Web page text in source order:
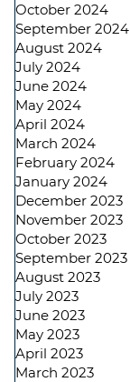
October 2024
September 2024
August 2024
July 2024
June 2024
May 2024
April 2024
March 2024
February 2024
January 2024
December 2023
November 2023
October 2023
September 2023
August 2023
July 2023
June 2023
May 2023
April 2023
March 2023